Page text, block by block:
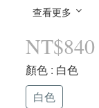
查看更多
NT$840
顏色 : 白色
白色